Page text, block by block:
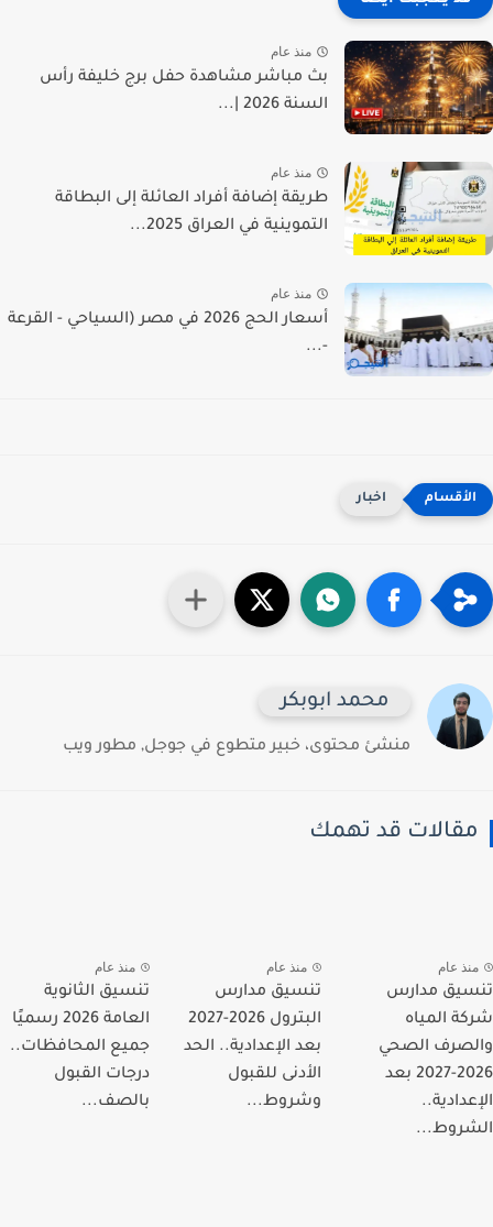
منذ عام
بث مباشر مشاهدة حفل برج خليفة رأس
السنة 2026 |...
منذ عام
طريقة إضافة أفراد العائلة إلى البطاقة
التموينية في العراق 2025...
منذ عام
أسعار الحج 2026 في مصر (السياحي - القرعة
-...
اخبار
محمد ابوبكر
منشئ محتوى، خبير متطوع في جوجل, مطور ويب
قد تهمك
عام
مدارس
المياه
الصحي
2026-2027 بعد
منذ عام
تنسيق مدارس
البترول 2026-2027
بعد الإعدادية.. الحد
الأدنى للقبول
وشروط...
منذ عام
تنسيق الثانوية
العامة 2026 رسميًا
جميع المحافظات..
درجات القبول
بالصف...